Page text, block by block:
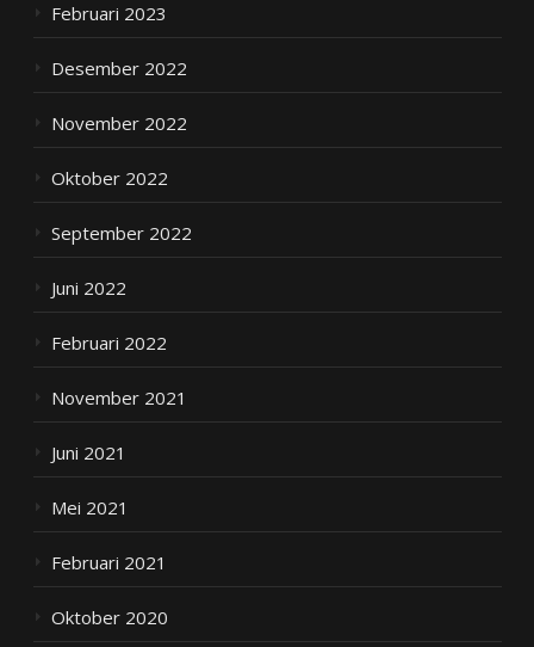
Februari 2023
Desember 2022
November 2022
Oktober 2022
September 2022
Juni 2022
Februari 2022
November 2021
Juni 2021
Mei 2021
Februari 2021
Oktober 2020